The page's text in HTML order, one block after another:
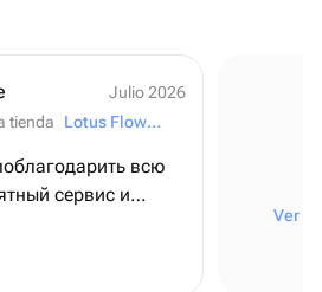
Julio 2026
tienda
Lotus Flowers and Gifts
всю
сервис и
этот
Ver